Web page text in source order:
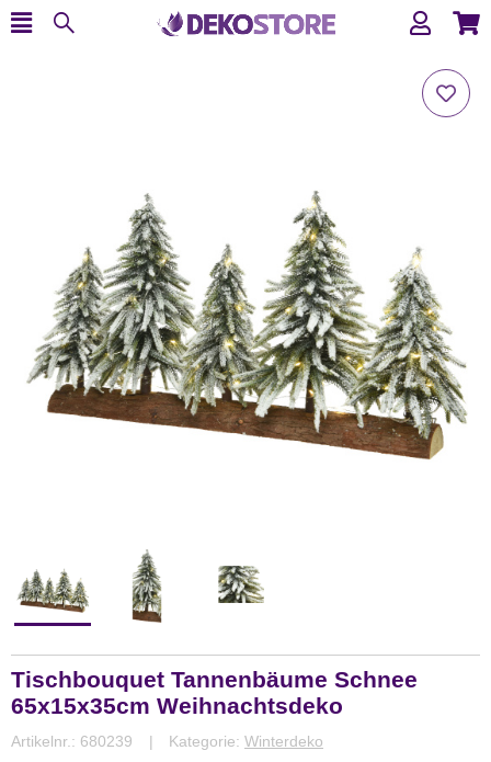
Tischbouquet Tannenbäume Schnee
65x15x35cm Weihnachtsdeko
Artikelnr.: 680239 Kategorie: Winterdeko